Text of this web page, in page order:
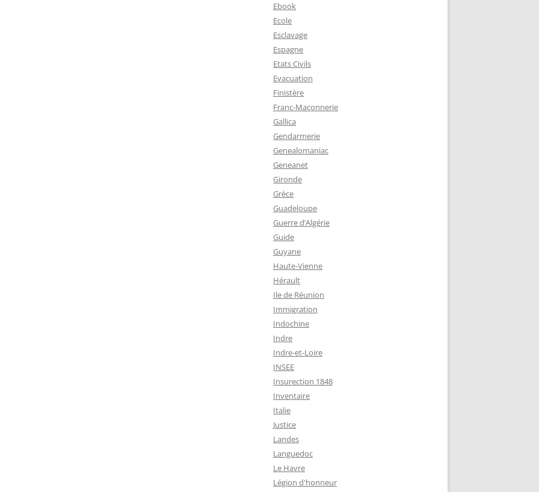
Ebook
Ecole
Esclavage
Espagne
Etats Civils
Evacuation
Finistère
Franc-Maçonnerie
Gallica
Gendarmerie
Genealomaniac
Geneanet
Gironde
Grèce
Guadeloupe
Guerre d’Algérie
Guide
Guyane
Haute-Vienne
Hérault
Ile de Réunion
Immigration
Indochine
Indre
Indre-et-Loire
INSEE
Insurection 1848
Inventaire
Italie
Justice
Landes
Languedoc
Le Havre
Légion d'honneur